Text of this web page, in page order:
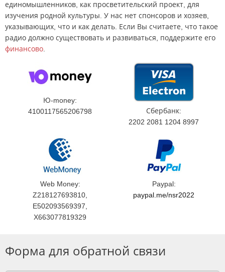
единомышленников, как просветительский проект, для
изучения родной культуры. У нас нет спонсоров и хозяев,
указывающих, что и как делать. Если Вы считаете, что такое
радио должно существовать и развиваться, поддержите его
финансово.
Ю-money:
4100117565206798
Сбербанк:
2202 2081 1204 8997
Web Money:
Z218127693810,
E502093569397,
X663077819329
Paypal:
paypal.me/nsr2022
Форма для обратной связи